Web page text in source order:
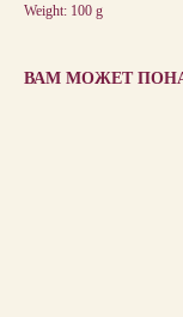
Weight: 100 g
ВАМ МОЖЕТ